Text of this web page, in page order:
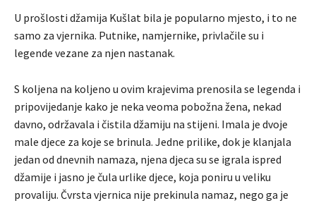
U prošlosti džamija Kušlat bila je popularno mjesto, i to ne
samo za vjernika. Putnike, namjernike, privlačile su i
legende vezane za njen nastanak.
S koljena na koljeno u ovim krajevima prenosila se legenda i
pripovijedanje kako je neka veoma pobožna žena, nekad
davno, održavala i čistila džamiju na stijeni. Imala je dvoje
male djece za koje se brinula. Jedne prilike, dok je klanjala
jedan od dnevnih namaza, njena djeca su se igrala ispred
džamije i jasno je čula urlike djece, koja poniru u veliku
provaliju. Čvrsta vjernica nije prekinula namaz, nego ga je